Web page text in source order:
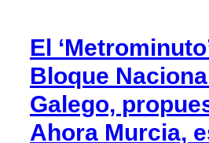
El
Bloque
Galego,
Ahora Murcia,